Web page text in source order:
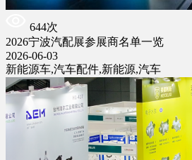
644次
2026宁波汽配展参展商名单一览
2026-06-03
新能源车,汽车配件,新能源,汽车